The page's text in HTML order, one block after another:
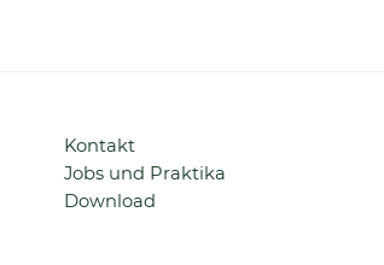
Navigation
überspringen
Kontakt
Jobs und Praktika
Download